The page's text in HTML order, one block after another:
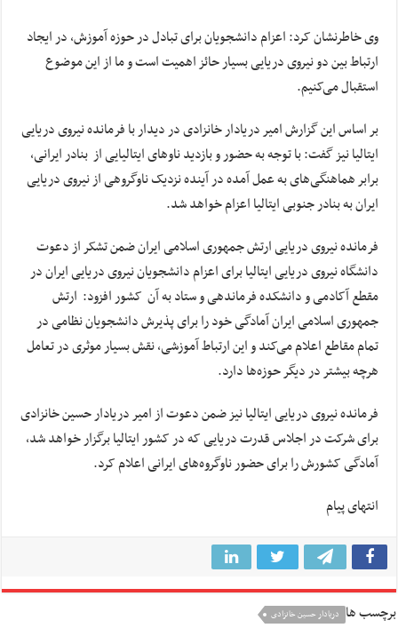
وی خاطرنشان کرد: اعزام دانشجویان برای تبادل در حوزه آموزش، در ایجاد
ارتباط بین دو نیروی دریایی بسیار حائز اهمیت است و ما از این موضوع
استقبال می‌کنیم.
بر اساس این گزارش امیر دریادار خانزادی در دیدار با فرمانده نیروی دریایی
ایتالیا نیز گفت: با توجه به حضور و بازدید ناوهای ایتالیایی از بنادر ایرانی،
برابر هماهنگی‌های به عمل آمده در آینده نزدیک ناوگروهی از نیروی دریایی
ایران به بنادر جنوبی ایتالیا اعزام خواهد شد.
فرمانده نیروی دریایی ارتش جمهوری اسلامی ایران ضمن تشکر از دعوت
دانشگاه نیروی دریایی ایتالیا برای اعزام دانشجویان نیروی دریایی ایران در
مقطع آکادمی و دانشکده فرماندهی و ستاد به آن کشور افزود: ارتش
جمهوری اسلامی ایران آمادگی خود را برای پذیرش دانشجویان نظامی در
تمام مقاطع اعلام می‌کند و این ارتباط آموزشی، نقش بسیار موثری در تعامل
هرچه بیشتر در دیگر حوزه‌ها دارد.
فرمانده نیروی دریایی ایتالیا نیز ضمن دعوت از امیر دریادار حسین خانزادی
برای شرکت در اجلاس قدرت دریایی که در کشور ایتالیا برگزار خواهد شد،
آمادگی کشورش را برای حضور ناوگروه‌های ایرانی اعلام کرد.
انتهای پیام
برچسب ها دریادار حسین خانزادی